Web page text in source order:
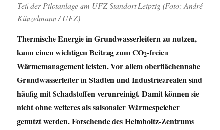
Teil der Pilotanlage am UFZ-Standort Leipzig (Foto: André
Künzelmann / UFZ)
Thermische Energie in Grundwasserleitern zu nutzen,
kann einen wichtigen Beitrag zum CO2-freien
Wärmemanagement leisten. Vor allem oberflächennahe
Grundwasserleiter in Städten und Industriearealen sind
häufig mit Schadstoffen verunreinigt. Damit können sie
nicht ohne weiteres als saisonaler Wärmespeicher
genutzt werden. Forschende des Helmholtz-Zentrums